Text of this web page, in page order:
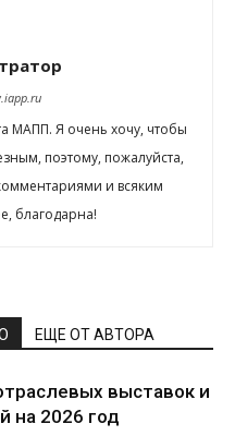
МАПП. Я очень хочу, чтобы
поэтому, пожалуйста,
и всяким
благодарна!
ЕЩЕ ОТ АВТОРА
выставок и
на 2026 год